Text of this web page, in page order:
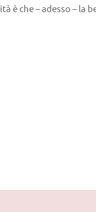
che – adesso – la